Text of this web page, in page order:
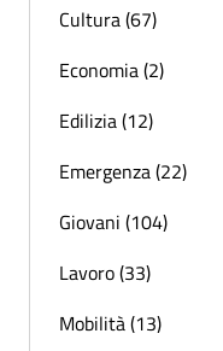
Cultura (67)
Economia (2)
Edilizia (12)
Emergenza (22)
Giovani (104)
Lavoro (33)
Mobilità (13)